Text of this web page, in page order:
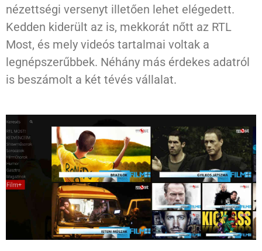
nézettségi versenyt illetően lehet elégedett.
Kedden kiderült az is, mekkorát nőtt az RTL
Most, és mely videós tartalmai voltak a
legnépszerűbbek. Néhány más érdekes adatról
is beszámolt a két tévés vállalat.